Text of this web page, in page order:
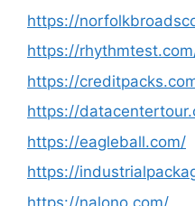
https://
https://
https://
https://
https://eagleball.com/
https://
https://nalono.com/